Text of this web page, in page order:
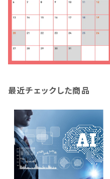
最近チェックした商品